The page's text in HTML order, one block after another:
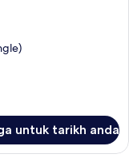
untuk tarikh anda